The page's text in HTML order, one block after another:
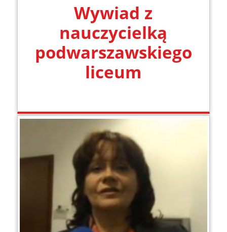
Wywiad z
nauczycielką
podwarszawskiego
liceum